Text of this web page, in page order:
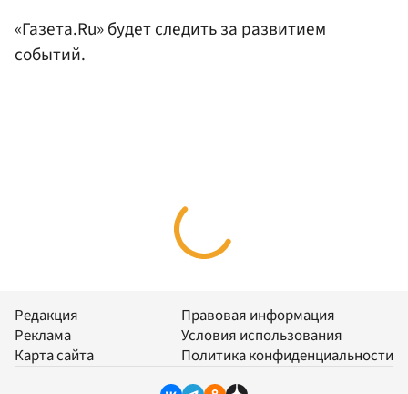
«Газета.Ru» будет следить за развитием
событий.
Редакция
Реклама
Карта сайта
Правовая информация
Условия использования
Политика конфиденциальности